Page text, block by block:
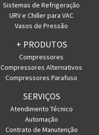
Sistemas de Refrigeração
URV e Chiller para VAC
Vasos de Pressão
+ PRODUTOS
Compressores
Compressores Alternativos
Compressores Parafuso
SERVIÇOS
Atendimento Técnico
Automação
Contrato de Manutenção